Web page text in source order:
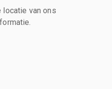
locatie van ons